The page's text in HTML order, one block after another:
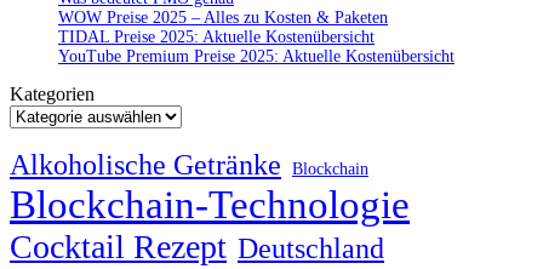
WOW Preise 2025 – Alles zu Kosten & Paketen
TIDAL Preise 2025: Aktuelle Kostenübersicht
YouTube Premium Preise 2025: Aktuelle Kostenübersicht
Kategorien
Alkoholische Getränke Blockchain
Blockchain-Technologie
Cocktail Rezept Deutschland